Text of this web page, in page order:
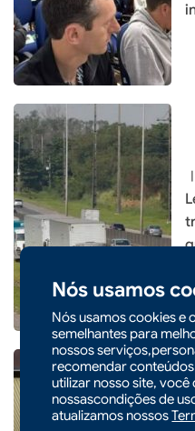
Nós usamos
Nós usamos cookies e
semelhantes para
nossos
recomendar
utilizar nosso site,
nossascondições de
atualizamos nossos
|